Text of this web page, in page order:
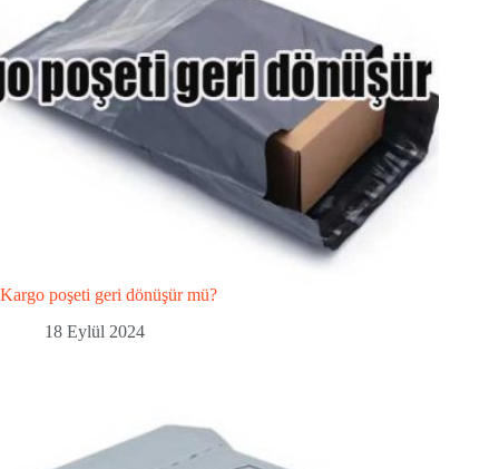
Kargo poşeti geri dönüşür mü?
18 Eylül 2024